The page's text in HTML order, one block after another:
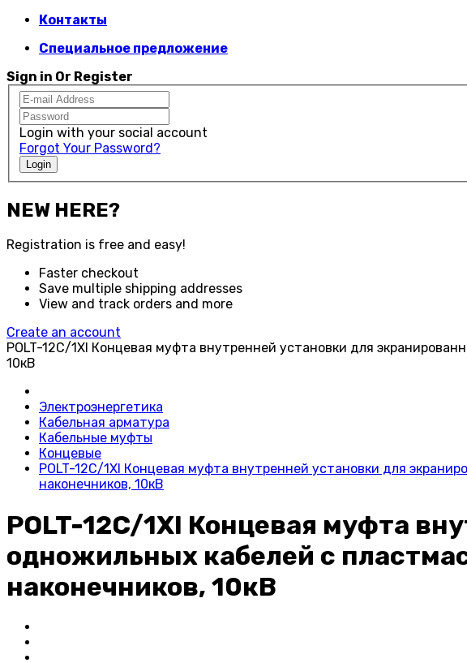
Контакты
Специальное предложение
Sign in Or Register
Login with your social account
Forgot Your Password?
Login
NEW HERE?
Registration is free and easy!
Faster checkout
Save multiple shipping addresses
View and track orders and more
Create an account
POLT-12C/1XI Концевая муфта внутренней установки для
10кВ
Электроэнергетика
Кабельная арматура
Кабельные муфты
Концевые
POLT-12C/1XI Концевая муфта внутренней установки для
наконечников, 10кВ
POLT-12C/1XI Концевая муфта
одножильных кабелей с
наконечников, 10кВ